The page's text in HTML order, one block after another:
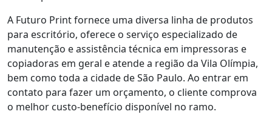
A Futuro Print fornece uma diversa linha de produtos
para escritório, oferece o serviço especializado de
manutenção e assistência técnica em impressoras e
copiadoras em geral e atende a região da Vila Olímpia,
bem como toda a cidade de São Paulo. Ao entrar em
contato para fazer um orçamento, o cliente comprova
o melhor custo-benefício disponível no ramo.